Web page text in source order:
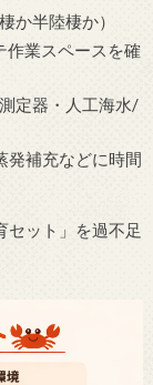
か半陸棲か）
作業スペースを確
定器・人工海水/
発補充などに時間
セット」を過不足